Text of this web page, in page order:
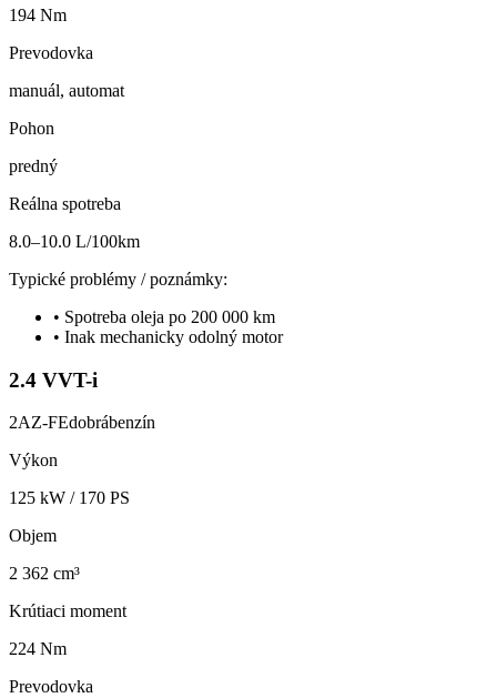
194 Nm
Prevodovka
manuál, automat
Pohon
predný
Reálna spotreba
8.0–10.0 L/100km
Typické problémy / poznámky:
• Spotreba oleja po 200 000 km
• Inak mechanicky odolný motor
2.4 VVT-i
2AZ-FEdobrábenzín
Výkon
125 kW / 170 PS
Objem
2 362 cm³
Krútiaci moment
224 Nm
Prevodovka